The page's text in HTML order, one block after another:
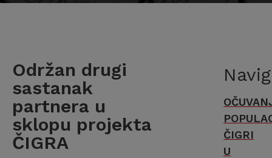
Održan drugi
sastanak
partnera u
sklopu projekta
ČIGRA
ČIGRI
U